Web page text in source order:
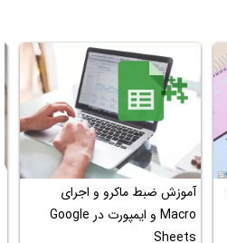
آموزش ضبط ماکرو و اجرای
Macro و ایمپورت در Google
Sheets